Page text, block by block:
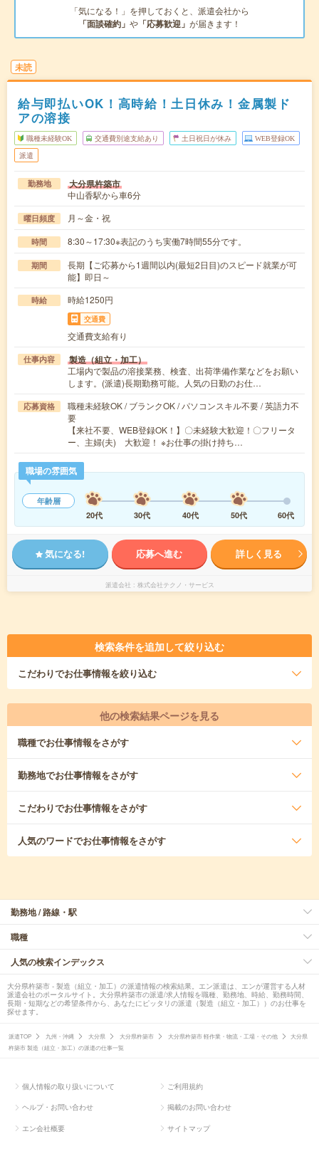
「気になる！」を押しておくと、派遣会社から
「面談確約」 や 「応募歓迎」 が届きます！
未読
給与即払いOK！高時給！土日休み！金属製ド
アの溶接
職種未経験OK 交通費別途支給あり 土日祝日が休み WEB登録OK
派遣
勤務地 大分県杵築市
中山香駅から車6分
曜日頻度 月～金・祝
時間 8:30～17:30※表記のうち実働7時間55分です。
期間
長期【ご応募から1週間以内(最短2日目)のスピード就業が可
能】即日～
時給 時給1250円
交通費
交通費支給有り
仕事内容 製造（組立・加工）
工場内で製品の溶接業務、検査、出荷準備作業などをお願い
します。(派遣)長期勤務可能。人気の日勤のお仕…
応募資格
職種未経験OK / ブランクOK / パソコンスキル不要 / 英語力不
要
【来社不要、WEB登録OK！】〇未経験大歓迎！〇フリータ
ー、主婦(夫) 大歓迎！ ※お仕事の掛け持ち…
職場の雰囲気
年齢層
20代
30代 40代 50代 60代
気になる! 応募へ進む 詳しく見る
派遣会社 株式会社テクノ・サービス
検索条件を追加して絞り込む
こだわりでお仕事情報を絞り込む
他の検索結果ページを見る
職種でお仕事情報をさがす
勤務地でお仕事情報をさがす
こだわりでお仕事情報をさがす
人気のワードでお仕事情報をさがす
勤務地 / 路線・駅
職種
人気の検索インデックス
大分県杵築市 - 製造（組立・加工）の派遣情報の検索結果。エン派遣は、エンが運営する人材
派遣会社のポータルサイト。大分県杵築市の派遣/求人情報を職種、勤務地、時給、勤務時間、
長期・短期などの希望条件から、あなたにピッタリの派遣（製造（組立・加工））のお仕事を
探せます。
派遣TOP 九州・沖縄 大分県 大分県杵築市 大分県杵築市 軽作業・物流・工場・その他
大分県
杵築市 製造（組立・加工）の派遣の仕事一覧
個人情報の取り扱いについて ご利用規約
ヘルプ・お問い合わせ 掲載のお問い合わせ
エン会社概要 サイトマップ